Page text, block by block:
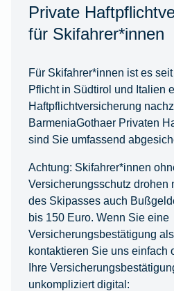
Private
für Skifahrer*innen
Für Skifahrer*innen ist es
Pflicht in Südtirol und Italien
Haftpflichtversicherung
BarmeniaGothaer Privaten
sind Sie umfassend
Achtung: Skifahrer*innen
Versicherungsschutz drohen
des Skipasses auch
bis 150 Euro. Wenn Sie eine
Versicherungsbestätigung
kontaktieren Sie uns einfach
Ihre
unkompliziert digital: